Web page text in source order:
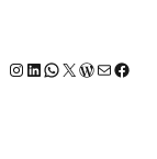
Instagram
LinkedIn
WhatsApp
X E-Mail